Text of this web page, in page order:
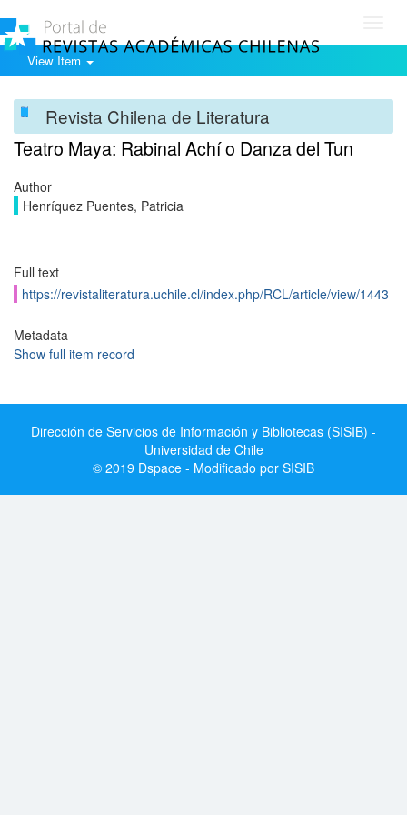
View Item
Revista Chilena de Literatura
Teatro Maya: Rabinal Achí o Danza del Tun
Author
Henríquez Puentes, Patricia
Full text
https://revistaliteratura.uchile.cl/index.php/RCL/article/view/1443
Metadata
Show full item record
Dirección de Servicios de Información y Bibliotecas (SISIB) -
Universidad de Chile
© 2019 Dspace - Modificado por SISIB